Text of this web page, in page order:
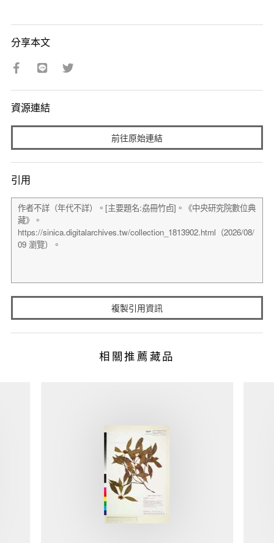
分享本文
資源連結
前往原始連結
引用
複製引用資訊
相關推薦藏品